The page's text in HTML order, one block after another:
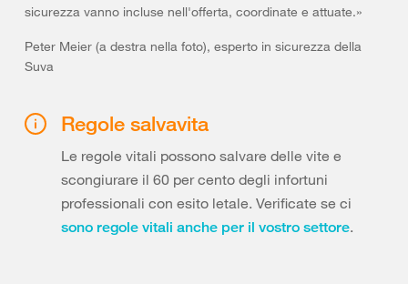
sicurezza vanno incluse nell'offerta, coordinate e attuate.»
Peter Meier (a destra nella foto), esperto in sicurezza della
Suva
Regole salvavita
Le regole vitali possono salvare delle vite e
scongiurare il 60 per cento degli infortuni
professionali con esito letale. Verificate se ci
sono regole vitali anche per il vostro settore.